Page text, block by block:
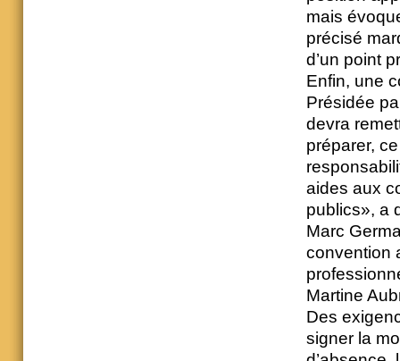
mais
précisé
d’un point
Enfin, une
Présidée
devra
préparer,
aides aux
publics», a
Marc
convention
Martine
Des
signer la